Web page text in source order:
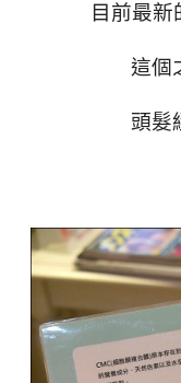
目前最新
這個
頭髮